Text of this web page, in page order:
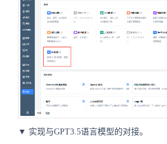
▼ 实现与GPT3.5语言模型的对接。